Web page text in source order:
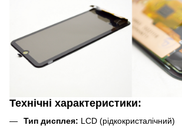
Технічні характеристики:
Тип дисплея: LCD (рідкокристалічний)